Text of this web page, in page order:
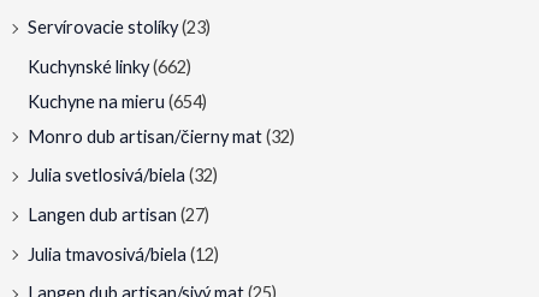
Servírovacie stolíky(23)
Kuchynské linky(662)
Kuchyne na mieru (654)
Monro dub artisan/čierny mat(32)
Julia svetlosivá/biela (32)
Langen dub artisan (27)
Julia tmavosivá/biela (12)